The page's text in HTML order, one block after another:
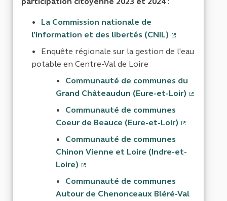
La Commission nationale de
l’information et des libertés (CNIL)
Enquête régionale sur la gestion de l'eau
potable en Centre-Val de Loire
Communauté de communes du
Grand Châteaudun (Eure-et-Loir)
Communauté de communes
Coeur de Beauce (Eure-et-Loir)
Communauté de communes
Chinon Vienne et Loire (Indre-et-
Loire)
Communauté de communes
Autour de Chenonceaux Bléré-Val